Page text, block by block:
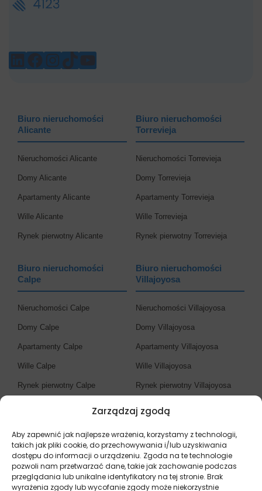
Zarządzaj zgodą
Aby zapewnić jak najlepsze wrażenia, korzystamy z technologii,
takich jak pliki cookie, do przechowywania i/lub uzyskiwania
dostępu do informacji o urządzeniu. Zgoda na te technologie
pozwoli nam przetwarzać dane, takie jak zachowanie podczas
przeglądania lub unikalne identyfikatory na tej stronie. Brak
wyrażenia zgody lub wycofanie zgody może niekorzystnie
LINKEDIN FACEBOOK INSTAGRAM TIKTOK YOUTUBE
Biuro nieruchomości
Alicante
Nieruchomości Alicante
Domy Alicante
Apartamenty Alicante
Wille Alicante
Rynek pierwotny Alicante
Biuro nieruchomości
Torrevieja
Nieruchomości Torrevieja
Domy Torrevieja
Apartamenty Torrevieja
Wille Torrevieja
Rynek pierwotny Torrevieja
Biuro nieruchomości
Calpe
Nieruchomości Calpe
Domy Calpe
Apartamenty Calpe
Wille Calpe
Rynek pierwotny Calpe
Biuro nieruchomości
Villajoyosa
Nieruchomości Villajoyosa
Domy Villajoyosa
Apartamenty Villajoyosa
Wille Villajoyosa
Rynek pierwotny Villajoyosa
Biuro nieruchomości
Nieruchomości Costa Blanca
Domy Costa Blanca